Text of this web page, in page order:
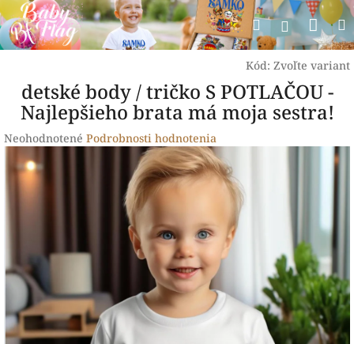
Prejsť
na
obsah
Hľadať
Kód: Zvoľte variant
detské body / tričko S POTLAČOU -
Najlepšieho brata má moja sestra!
Priemerné
hodnotenie
produktu
Neohodnotené Podrobnosti hodnotenia